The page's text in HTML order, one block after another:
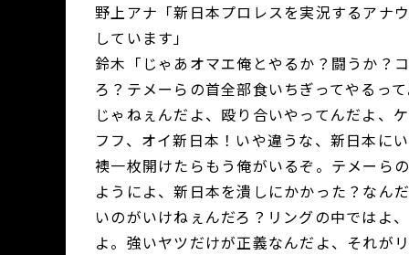
野上アナ「新日本プロレスを実況するアナ
しています」
鈴木「じゃあオマエ俺とやるか？闘うか？
ろ？テメーらの首全部食いちぎってやるっ
じゃねぇんだよ、殴り合いやってんだよ、
フフ、オイ新日本！いや違うな、新日本に
襖一枚開けたらもう俺がいるぞ。テメーら
ようによ、新日本を潰しにかかった？なん
いのがいけねぇんだろ？リングの中ではよ
よ。強いヤツだけが正義なんだよ、それが